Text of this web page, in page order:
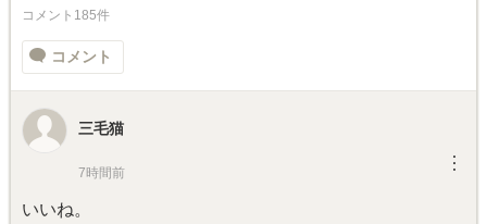
コメント185件
コメント
三毛猫
7時間前 ︙
いいね。